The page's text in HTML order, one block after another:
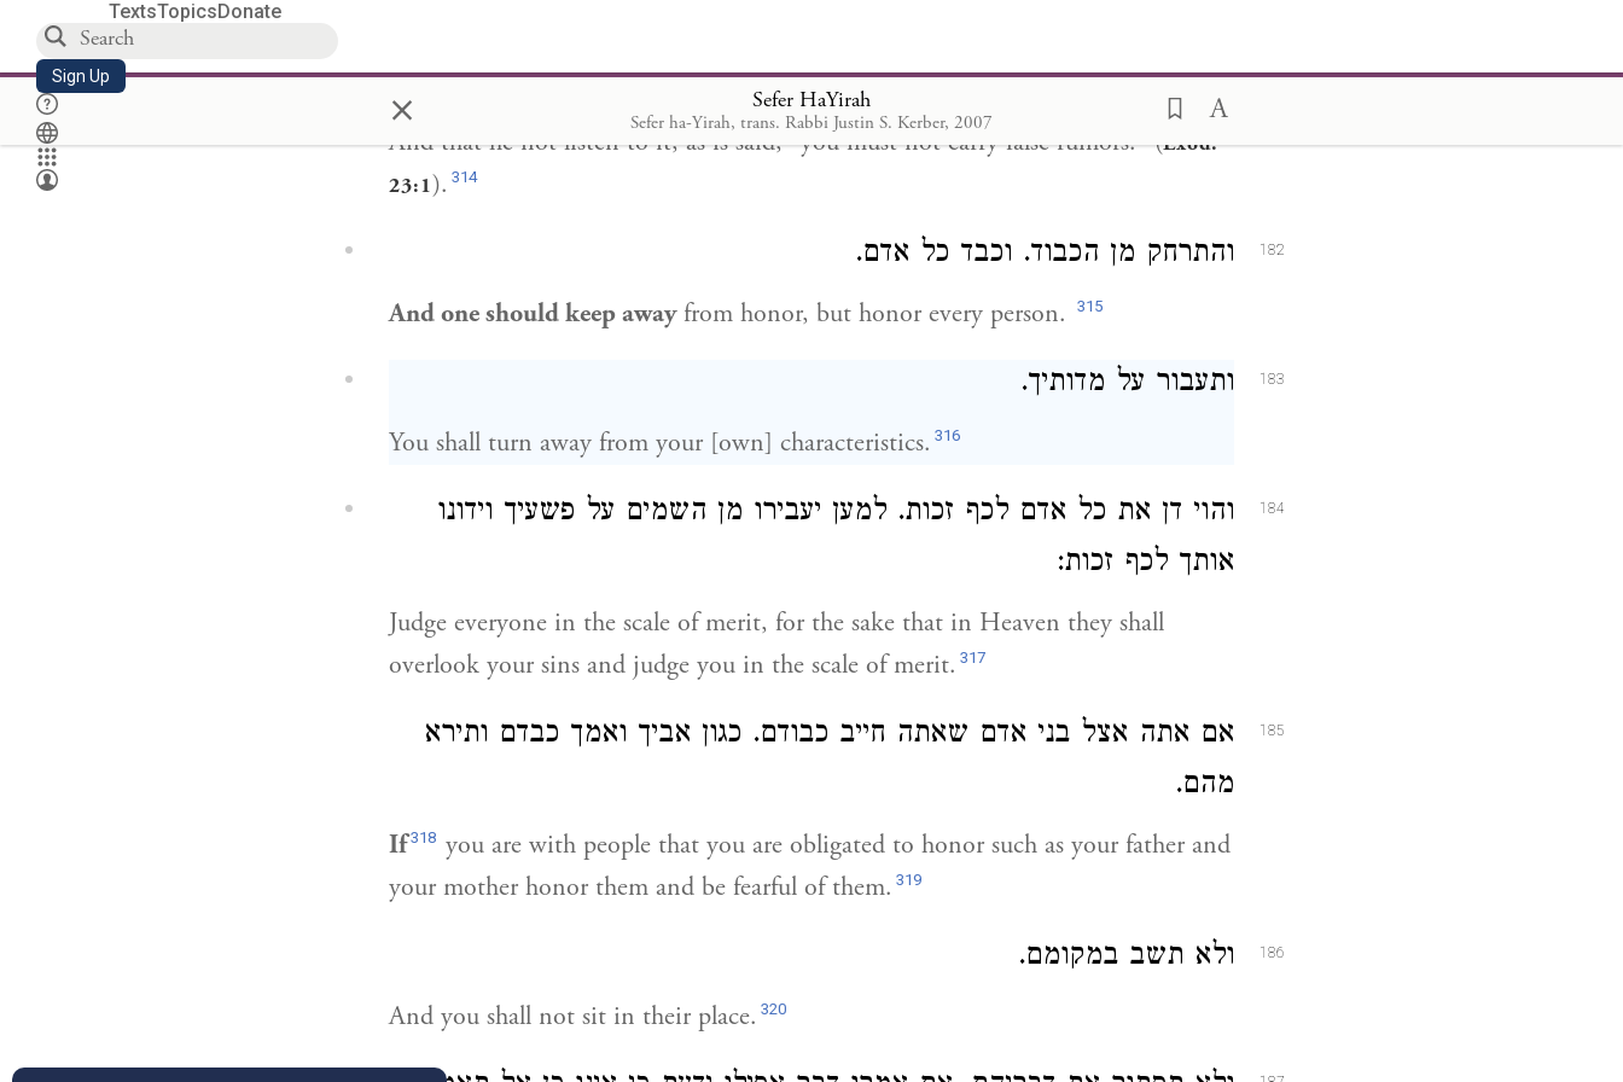
TextsTopicsDonate
Sign Up × Sefer HaYirah
Sefer ha-Yirah, trans. Rabbi Justin S. Kerber, 2007
181 ושלא לקבלו שנאמר (שמות כג) לא תשא שמע שוא.
And that he not listen to it, as is said, "you must not carry false rumors." (Exod.
23:1). 314
182 והתרחק מן הכבוד. וכבד כל אדם.
And one should keep awayfrom honor, but honor every person. 315
183 ותעבור על מדותיך.
You shall turn away from your [own] characteristics. 316
184
והוי דן את כל אדם לכף זכות. למען יעבירו מן השמים על פשעיך וידונו
אותך לכף זכות:
Judge everyone in the scale of merit, for the sake that in Heaven they shall
overlook your sins and judge you in the scale of merit. 317
185
אם אתה אצל בני אדם שאתה חייב כבודם. כגון אביך ואמך כבדם ותירא
מהם.
If318 you are with people that you are obligated to honor such as your father and
your mother honor them and be fearful of them. 319
186 ולא תשב במקומם.
And you shall not sit in their place. 320